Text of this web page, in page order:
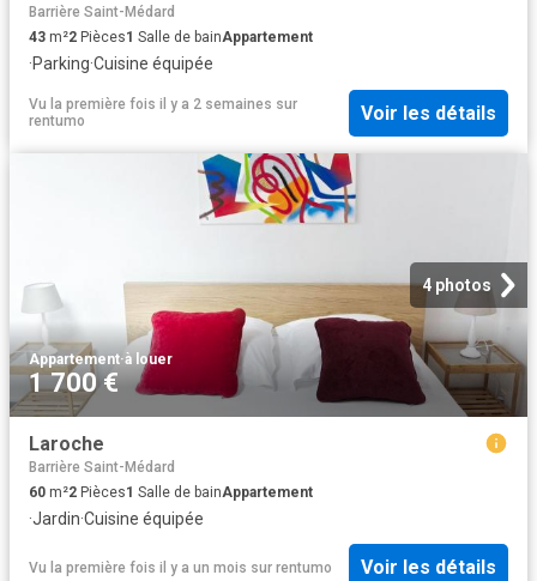
Barrière Saint-Médard
43 m²2 Pièces1 Salle de bainAppartement
·Parking·Cuisine équipée
Vu la première fois il y a 2 semaines sur
rentumo
Voir les détails
4 photos
Appartement·à louer
1 700 €
Laroche
Barrière Saint-Médard
60 m²2 Pièces1 Salle de bainAppartement
·Jardin·Cuisine équipée
Vu la première fois il y a un mois sur rentumo Voir les détails